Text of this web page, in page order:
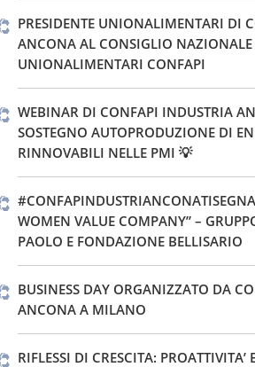
PRESIDENTE UNIONALIMENTARI DI
ANCONA AL CONSIGLIO
UNIONALIMENTARI CONFAPI
WEBINAR DI CONFAPI INDUSTRIA
SOSTEGNO AUTOPRODUZIONE DI
RINNOVABILI NELLE PMI 💡
WOMEN VALUE COMPANY” –
PAOLO E FONDAZIONE BELLISARIO
BUSINESS DAY ORGANIZZATO DA
ANCONA A MILANO
RIFLESSI DI CRESCITA: PROATTIVITA’